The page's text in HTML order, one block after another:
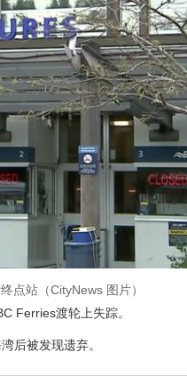
点站（CityNews 图片）
Ferries渡轮上失踪。
后被发现遗弃。